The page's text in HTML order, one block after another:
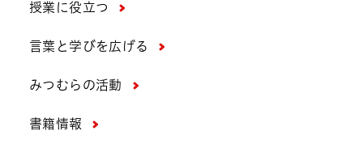
授業に役立つ
言葉と学びを広げる
みつむらの活動
書籍情報